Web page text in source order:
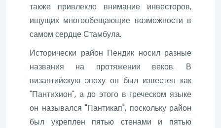
также привлекло внимание инвесторов,
ищущих многообещающие возможности в
самом сердце Стамбула.
Исторически район Пендик носил разные
названия на протяжении веков. В
византийскую эпоху он был известен как
"Пантихион", а до этого в греческом языке
он назывался "Пантикап", поскольку район
был укреплен пятью стенами и пятью